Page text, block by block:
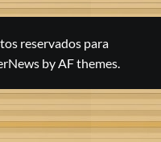
reservados para
by AF themes.